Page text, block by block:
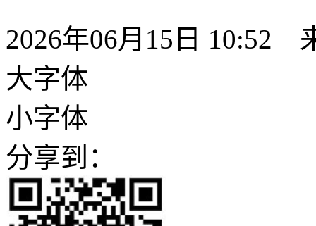
2026年06月15日 10:52
大字体
小字体
分享到：